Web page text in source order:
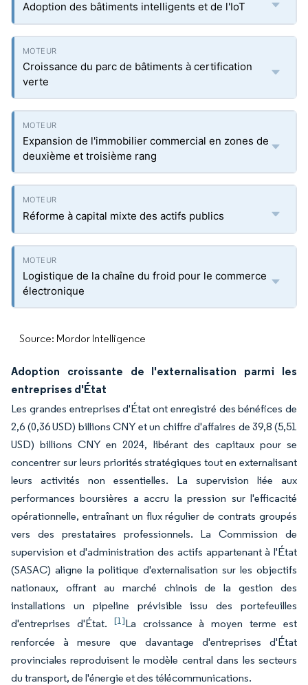
Adoption des bâtiments intelligents et de l'IoT
Croissance du parc de bâtiments à certification
verte
Expansion de l'immobilier commercial en zones de
deuxième et troisième rang
Réforme à capital mixte des actifs publics
Logistique de la chaîne du froid pour le commerce
électronique
Source: Mordor Intelligence
Adoption croissante de l'externalisation parmi les
entreprises d'État
Les grandes entreprises d'État ont enregistré des bénéfices de
2,6 (0,36 USD) billions CNY et un chiffre d'affaires de 39,8 (5,51
USD) billions CNY en 2024, libérant des capitaux pour se
concentrer sur leurs priorités stratégiques tout en externalisant
leurs activités non essentielles. La supervision liée aux
performances boursières a accru la pression sur l'efficacité
opérationnelle, entraînant un flux régulier de contrats groupés
vers des prestataires professionnels. La Commission de
supervision et d'administration des actifs appartenant à l'État
(SASAC) aligne la politique d'externalisation sur les objectifs
nationaux, offrant au marché chinois de la gestion des
installations un pipeline prévisible issu des portefeuilles
d'entreprises d'État. [1]La croissance à moyen terme est
renforcée à mesure que davantage d'entreprises d'État
provinciales reproduisent le modèle central dans les secteurs
du transport, de l'énergie et des télécommunications.